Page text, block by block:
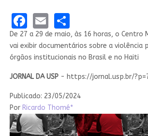
Facebook
EmailShare
De 27 a 29 de maio, às 16 horas, o Centro
vai exibir documentários sobre a violência
órgãos institucionais no Brasil e no Haiti
JORNAL DA USP- https://jornal.usp.br/
Publicado: 23/05/2024
Por Ricardo Thomé*